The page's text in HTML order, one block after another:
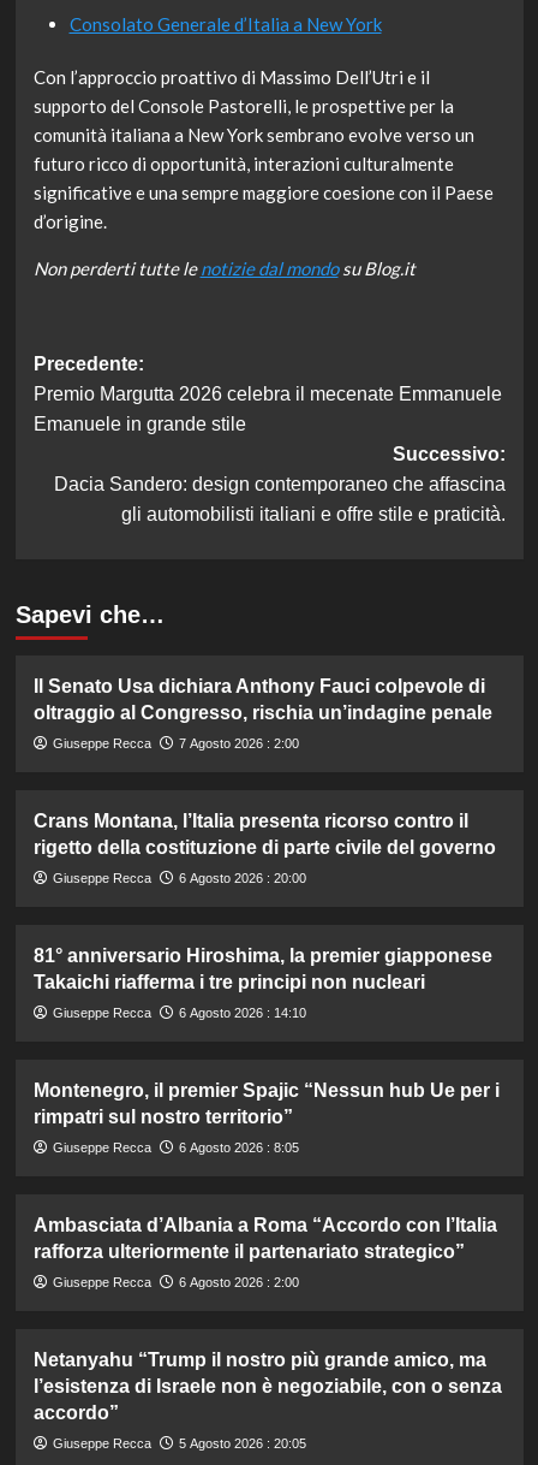
Consolato Generale d’Italia a New York
Con l’approccio proattivo di Massimo Dell’Utri e il
supporto del Console Pastorelli, le prospettive per la
comunità italiana a New York sembrano evolve verso un
futuro ricco di opportunità, interazioni culturalmente
significative e una sempre maggiore coesione con il Paese
d’origine.
Non perderti tutte lenotizie dal mondosu Blog.it
Navigazione
articolo
Precedente:
Premio Margutta 2026 celebra il mecenate Emmanuele
Emanuele in grande stile
Successivo:
Dacia Sandero: design contemporaneo che affascina
gli automobilisti italiani e offre stile e praticità.
Sapevi che…
Il Senato Usa dichiara Anthony Fauci colpevole di
oltraggio al Congresso, rischia un’indagine penale
Giuseppe Recca 7 Agosto 2026 : 2:00
Crans Montana, l’Italia presenta ricorso contro il
rigetto della costituzione di parte civile del governo
Giuseppe Recca 6 Agosto 2026 : 20:00
81° anniversario Hiroshima, la premier giapponese
Takaichi riafferma i tre principi non nucleari
Giuseppe Recca 6 Agosto 2026 : 14:10
Montenegro, il premier Spajic “Nessun hub Ue per i
rimpatri sul nostro territorio”
Giuseppe Recca 6 Agosto 2026 : 8:05
Ambasciata d’Albania a Roma “Accordo con l’Italia
rafforza ulteriormente il partenariato strategico”
Giuseppe Recca 6 Agosto 2026 : 2:00
Netanyahu “Trump il nostro più grande amico, ma
l’esistenza di Israele non è negoziabile, con o senza
accordo”
Giuseppe Recca 5 Agosto 2026 : 20:05